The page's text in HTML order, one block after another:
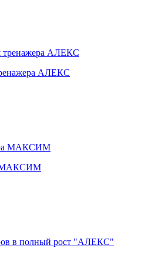
АЛЕКС
МАКСИМ